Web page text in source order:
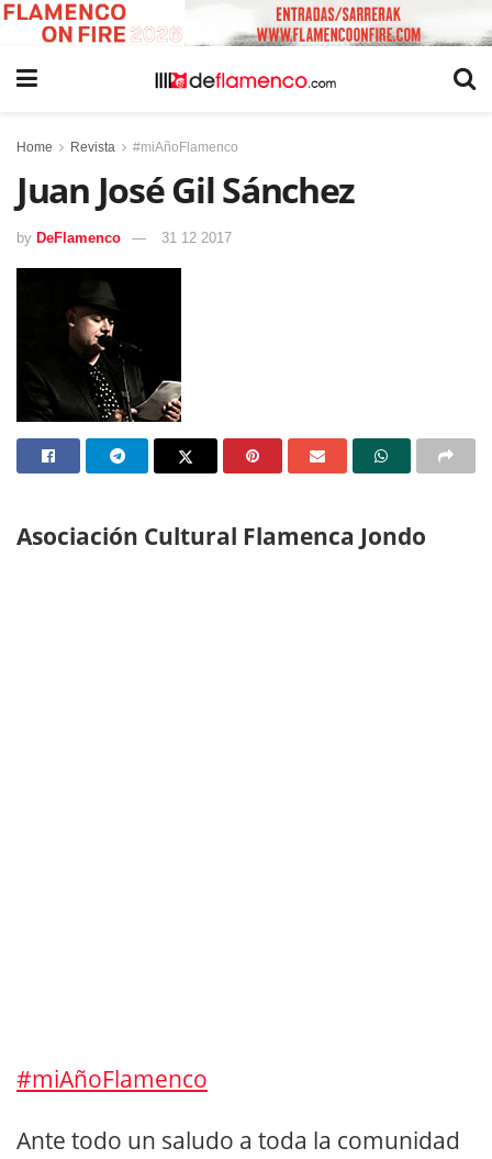
Home Revista #miAñoFlamenco
Juan José Gil Sánchez
by DeFlamenco 31 12 2017
Asociación Cultural Flamenca Jondo
#miAñoFlamenco
Ante todo un saludo a toda la comunidad